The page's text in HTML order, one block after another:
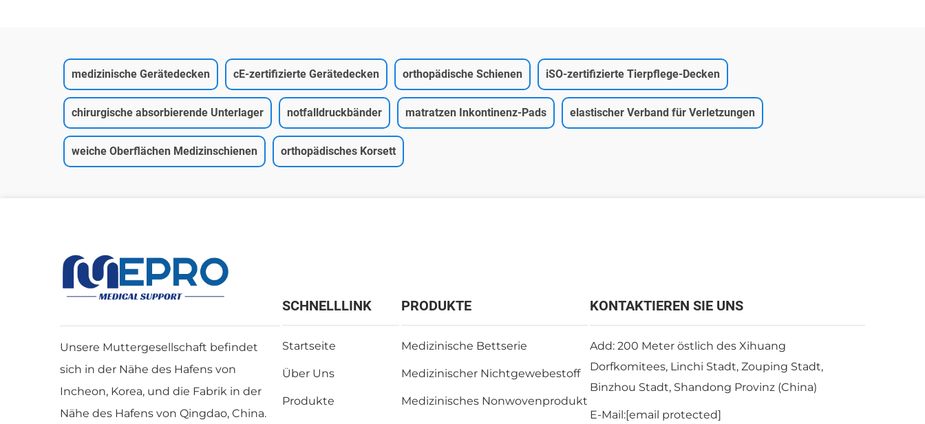
medizinische Gerätedecken cE-zertifizierte Gerätedecken orthopädische Schienen iSO-zertifizierte Tierpflege-Decken
chirurgische absorbierende Unterlager notfalldruckbänder matratzen Inkontinenz-Pads elastischer Verband für Verletzungen
weiche Oberflächen Medizinschienen orthopädisches Korsett
Unsere Muttergesellschaft befindet
sich in der Nähe des Hafens von
Incheon, Korea, und die Fabrik in der
Nähe des Hafens von Qingdao, China.
SCHNELLLINK
Startseite
Über Uns
Produkte
PRODUKTE
Medizinische Bettserie
Medizinischer Nichtgewebestoff
Medizinisches Nonwovenprodukt
KONTAKTIEREN SIE UNS
Add: 200 Meter östlich des Xihuang
Dorfkomitees, Linchi Stadt, Zouping Stadt,
Binzhou Stadt, Shandong Provinz (China)
E-Mail:[email protected]